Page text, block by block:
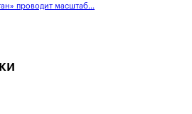
проводит масштаб...